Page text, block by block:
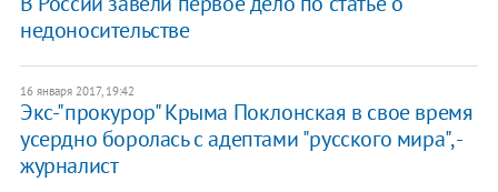
недоносительстве
16 января 2017, 19:42
Экс-"прокурор" Крыма Поклонская в свое время
усердно боролась с адептами "русского мира", -
журналист